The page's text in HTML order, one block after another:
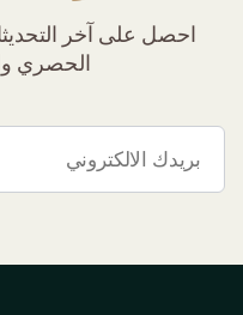
احصل على آخر
الحصري